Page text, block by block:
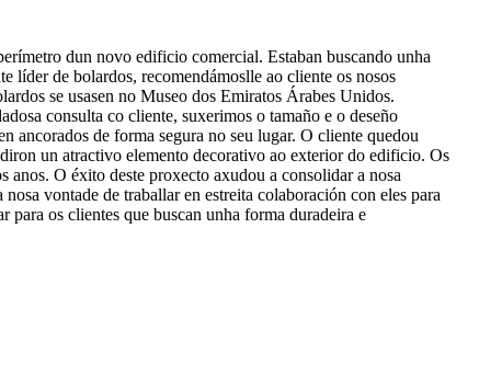
dun novo edificio comercial. Estaban buscando unha
líder de bolardos, recomendámoslle ao cliente os nosos
se usasen no Museo dos Emiratos Árabes Unidos.
consulta co cliente, suxerimos o tamaño e o deseño
ancorados de forma segura no seu lugar. O cliente quedou
un atractivo elemento decorativo ao exterior do edificio. Os
anos. O éxito deste proxecto axudou a consolidar a nosa
vontade de traballar en estreita colaboración con eles para
para os clientes que buscan unha forma duradeira e